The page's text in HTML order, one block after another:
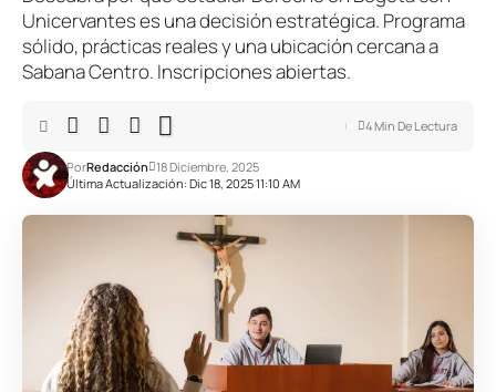
Unicervantes es una decisión estratégica. Programa
sólido, prácticas reales y una ubicación cercana a
Sabana Centro. Inscripciones abiertas.
Última Actualización: Dic 18, 2025 11:10 AM
PorRedacción 18 Diciembre, 2025
4 Min De Lectura